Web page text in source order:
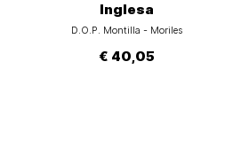
Inglesa
D.O.P. Montilla - Moriles
€ 40,05